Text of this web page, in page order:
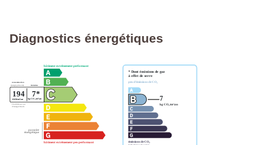
Diagnostics énergétiques